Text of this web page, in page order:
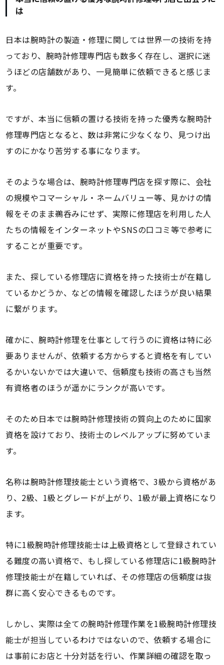
は
日本は腕時計の製造・修理に関しては世界一の技術を持
っており、腕時計修理専門店も数多く存在し、選択に迷
うほどの店舗数があり、一見簡単に依頼できると感じま
す。
ですが、本当に信頼の置ける技術を持った優秀な腕時計
修理専門店となると、数は非常に少なくなり、見つけ出
すのにかなり苦労する事になります。
そのような場合は、腕時計修理専門店を探す際に、会社
の規模やコマーシャル・ネームバリュー等、見かけの情
報をそのまま鵜呑みにせず、実際に修理店を利用した人
たちの情報をインターネットやSNSの口コミ等で参考に
することが重要です。
また、探している修理店に資格を持った技術士が在籍し
ているかどうか、などの情報を確認したほうが良い結果
に繋がります。
確かに、腕時計修理を仕事として行うのに資格は特に必
要ありませんが、依頼する方からすると資格を有してい
るかいないかでは大違いで、信頼度も技術の高さも当然
有資格者のほうが遥かにランクが高いです。
そのため日本では腕時計修理技術の質向上のために国家
資格を設けており、技術士のレベルアップに努めていま
す。
名称は腕時計修理技能士という資格で、3級から資格があ
り、2級、1級とグレードが上がり、1級が最上資格になり
ます。
特に1級腕時計修理技能士は上級資格として登録されてい
る難度の高い資格で、もし探している修理店に1級腕時計
修理技能士が在籍していれば、その修理店の信頼度は抜
群に高く安心できるものです。
しかし、実際は全ての腕時計修理作業を1級腕時計修理技
能士が担当しているわけではないので、依頼する場合に
は事前にお店と十分対話を行い、作業詳細の確認を取っ